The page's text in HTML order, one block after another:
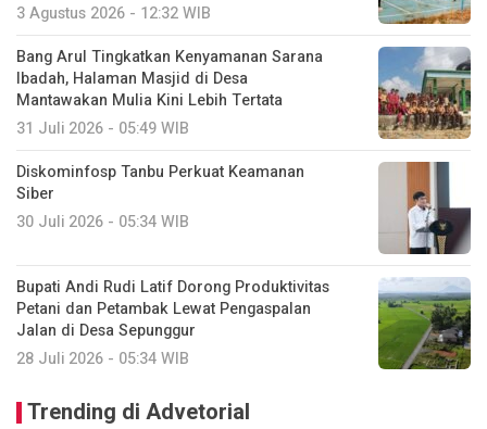
3 Agustus 2026 - 12:32 WIB
Bang Arul Tingkatkan Kenyamanan Sarana
Ibadah, Halaman Masjid di Desa
Mantawakan Mulia Kini Lebih Tertata
31 Juli 2026 - 05:49 WIB
Diskominfosp Tanbu Perkuat Keamanan
Siber
30 Juli 2026 - 05:34 WIB
Bupati Andi Rudi Latif Dorong Produktivitas
Petani dan Petambak Lewat Pengaspalan
Jalan di Desa Sepunggur
28 Juli 2026 - 05:34 WIB
Trending di Advetorial